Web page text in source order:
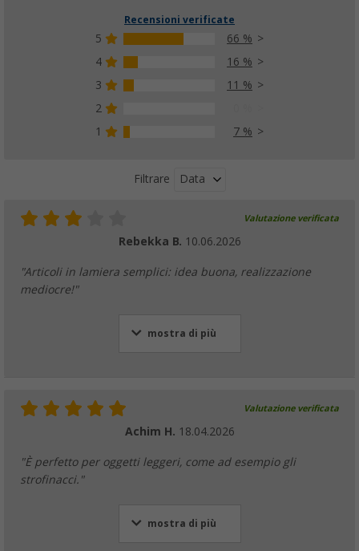
Gancio a S per tenda Berger 2 pezzi bianco
Recensioni verificate
5
66 %
4
16 %
3
11 %
2
1
7 %
Filtrare Data
Valutazione verificata
Rebekka B. 10.06.2026
"Articoli in lamiera semplici: idea buona, realizzazione
mediocre!"
mostra di più
Valutazione verificata
Achim H. 18.04.2026
"È perfetto per oggetti leggeri, come ad esempio gli
strofinacci."
mostra di più